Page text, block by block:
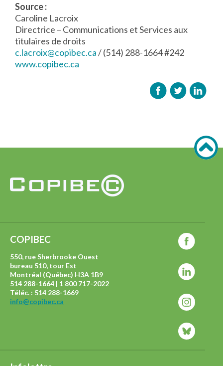
Source :
Caroline Lacroix
Directrice – Communications et Services aux
titulaires de droits
c.lacroix@copibec.ca/ (514) 288-1664 #242
www.copibec.ca
COPIBEC
550, rue Sherbrooke Ouest
bureau 510, tour Est
Montréal (Québec) H3A 1B9
514 288-1664 | 1 800 717-2022
Téléc. : 514 288-1669
info@copibec.ca